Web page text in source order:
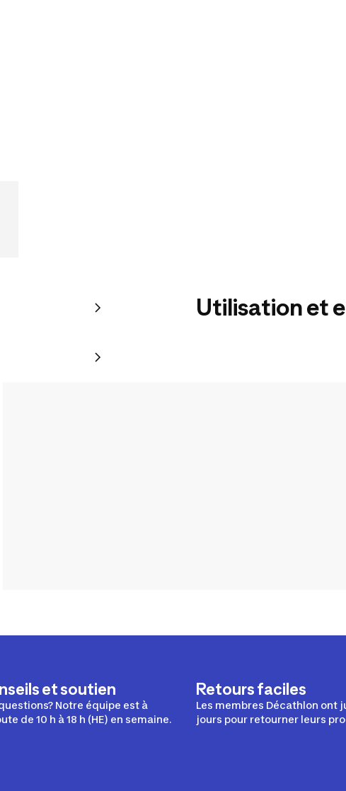
Utilisation et
et soutien
Notre équipe est à
de 10 h à 18 h (HE) en semaine.
Retours faciles
Les membres Décathlon ont
jours pour retourner leurs